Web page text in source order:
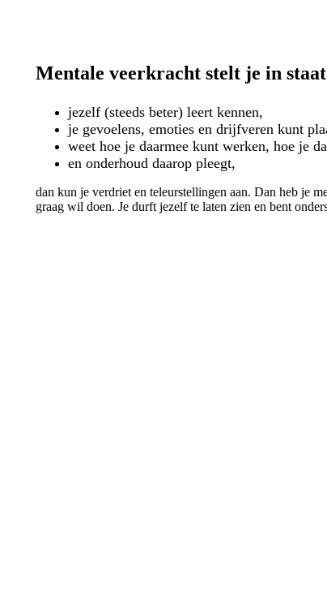
Mentale veerkracht stelt je in
jezelf (steeds beter) leert kennen,
je gevoelens, emoties en drijfveren kunt
weet hoe je daarmee kunt werken, hoe je
en onderhoud daarop pleegt,
dan kun je verdriet en teleurstellingen aan. Dan heb je
graag wil doen. Je durft jezelf te laten zien en bent